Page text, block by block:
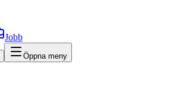
Jobb
Öppna meny